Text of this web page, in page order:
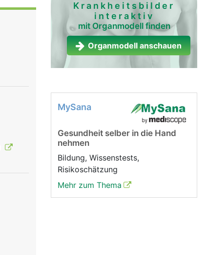
Krankheitsbilder
interaktiv
mit Organmodell finden
Organmodell anschauen
MySana
Gesundheit selber in die Hand
nehmen
Bildung, Wissenstests,
Risikoschätzung
Mehr zum Thema